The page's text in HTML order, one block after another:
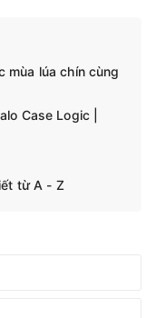
mùa lúa chín cùng
Case Logic |
từ A - Z